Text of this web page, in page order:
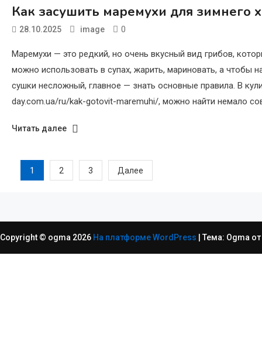
Как засушить маремухи для зимнего
28.10.2025 image 0
Маремухи — это редкий, но очень вкусный вид грибов,
можно использовать в супах, жарить, мариновать, а чтобы
сушки несложный, главное — знать основные правила. В
day.com.ua/ru/kak-gotovit-maremuhi/, можно найти немало
Читать далее
Пагинация
1 2 3 Далее
Copyright © ogma 2026 На платформе WordPress Тема: Ogma от